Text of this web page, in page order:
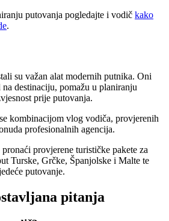
putovanja pogledajte i vodič kako
.
su važan alat modernih putnika. Oni
destinaciju, pomažu u planiranju
prije putovanja.
kombinacijom vlog vodiča, provjerenih
profesionalnih agencija.
provjerene turističke pakete za
Turske, Grčke, Španjolske i Malte te
putovanje.
pitanja